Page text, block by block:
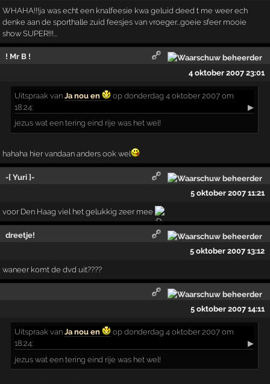
WHAHA!!!ja was echt een knalfeesie kwa geluid deed t me weer ech
denke aan de sporthalle zuid feesjes van vroeger...goeie sfeer mooie
show SUPER!!!...
! Mr B !
4 oktober 2007 23:01
Uitspraak vanJa nou en
op donderdag 4 oktober 2007 om
18:24:
▶
jezus wat een tering eind rije was het wel!
hahaha hier vandaan anders ook wel
-[ Yuri ]-
5 oktober 2007 11:21
voor Den Haag viel het gelukkig zeer mee
dreetje!
5 oktober 2007 13:12
waneer komt de dvd uit????
5 oktober 2007 14:11
Uitspraak vanJa nou en
op donderdag 4 oktober 2007 om
18:24:
▶
jezus wat een tering eind rije was het wel!